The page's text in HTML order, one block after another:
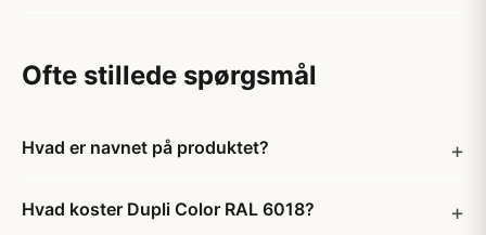
Ofte stillede spørgsmål
Hvad er navnet på produktet?
Hvad koster Dupli Color RAL 6018?